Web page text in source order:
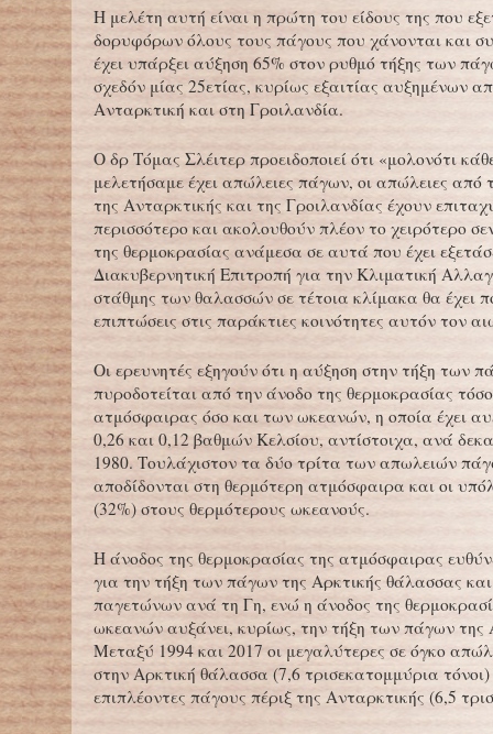
Η μελέτη αυτή είναι η πρώτη του είδους της που
δορυφόρων όλους τους πάγους που χάνονται και
έχει υπάρξει αύξηση 65% στον ρυθμό τήξης των
σχεδόν μίας 25ετίας, κυρίως εξαιτίας αυξημένων
Ανταρκτική και στη Γροιλανδία.
Ο δρ Τόμας Σλέιτερ προειδοποιεί ότι «μολονότι
μελετήσαμε έχει απώλειες πάγων, οι απώλειες
της Ανταρκτικής και της Γροιλανδίας έχουν
περισσότερο και ακολουθούν πλέον το χειρότερο
της θερμοκρασίας ανάμεσα σε αυτά που έχει
Διακυβερνητική Επιτροπή για την Κλιματική
στάθμης των θαλασσών σε τέτοια κλίμακα θα έχει
επιπτώσεις στις παράκτιες κοινότητες αυτόν τον
Οι ερευνητές εξηγούν ότι η αύξηση στην τήξη των
πυροδοτείται από την άνοδο της θερμοκρασίας
ατμόσφαιρας όσο και των ωκεανών, η οποία έχει
0,26 και 0,12 βαθμών Κελσίου, αντίστοιχα, ανά
1980. Τουλάχιστον τα δύο τρίτα των απωλειών
αποδίδονται στη θερμότερη ατμόσφαιρα και οι
(32%) στους θερμότερους ωκεανούς.
Η άνοδος της θερμοκρασίας της ατμόσφαιρας
για την τήξη των πάγων της Αρκτικής θάλασσας
παγετώνων ανά τη Γη, ενώ η άνοδος της
ωκεανών αυξάνει, κυρίως, την τήξη των πάγων της
Μεταξύ 1994 και 2017 οι μεγαλύτερες σε όγκο
στην Αρκτική θάλασσα (7,6 τρισεκατομμύρια τόνοι)
επιπλέοντες πάγους πέριξ της Ανταρκτικής (6,5